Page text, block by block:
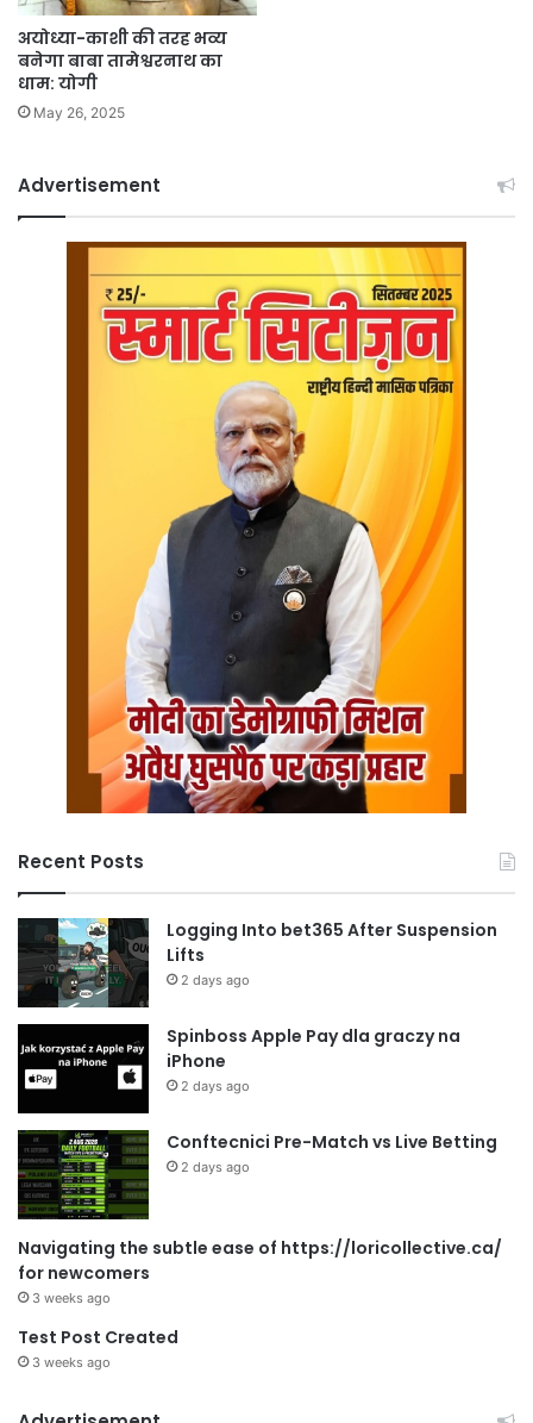
अयोध्या-काशी की तरह भव्य
बनेगा बाबा तामेश्वरनाथ का
धाम: योगी
May 26, 2025
Advertisement
Recent Posts
Logging Into bet365 After Suspension
Lifts
2 days ago
Spinboss Apple Pay dla graczy na
iPhone
2 days ago
Conftecnici Pre-Match vs Live Betting
2 days ago
Navigating the subtle ease of https://loricollective.ca/
for newcomers
3 weeks ago
Test Post Created
3 weeks ago